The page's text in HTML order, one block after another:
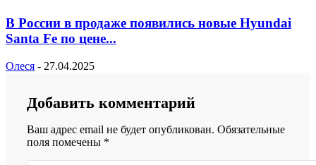
В России в продаже появились новые Hyundai
Santa Fe по цене...
Олеся - 27.04.2025
Добавить комментарий
Ваш адрес email не будет опубликован. Обязательные
поля помечены *